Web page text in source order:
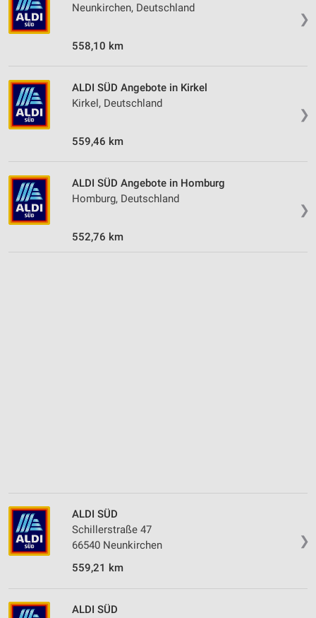
❯
Neunkirchen, Deutschland
558,10 km
❯
ALDI SÜD Angebote in Kirkel
Kirkel, Deutschland
559,46 km
❯
ALDI SÜD Angebote in Homburg
Homburg, Deutschland
552,76 km
❯
ALDI SÜD
Schillerstraße 47
66540 Neunkirchen
559,21 km
ALDI SÜD